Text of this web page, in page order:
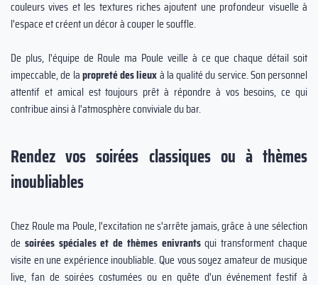
couleurs vives et les textures riches ajoutent une profondeur visuelle à
l'espace et créent un décor à couper le souffle.
De plus, l'équipe de Roule ma Poule veille à ce que chaque détail soit
impeccable, de lapropreté des lieuxà la qualité du service. Son personnel
attentif et amical est toujours prêt à répondre à vos besoins, ce qui
contribue ainsi à l'atmosphère conviviale du bar.
Rendez vos soirées classiques ou à thèmes
inoubliables
Chez Roule ma Poule, l'excitation ne s'arrête jamais, grâce à une sélection
de soirées spéciales et de thèmes enivrantsqui transforment chaque
visite en une expérience inoubliable. Que vous soyez amateur de musique
live, fan de soirées costumées ou en quête d'un événement festif à